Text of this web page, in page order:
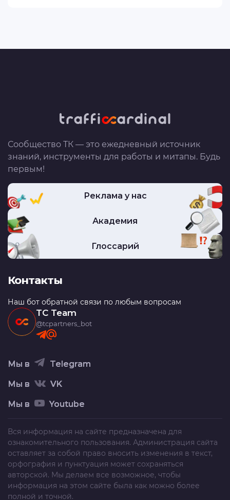
Сообщество ТК — это ежедневный источник
знаний, инструменты для работы и митапы. Будь
первым!
Реклама у нас
Академия
Глоссарий
Контакты
Наш бот обратной связи по любым вопросам
TC Team
@tcpartners_bot
Мы в Telegram
Мы в VK
Мы в Youtube
Вся информация на сайте предназначена для
ознакомительного пользования. Администрация сайта
оставляет за собой право вносить изменения в текст,
орфография и пунктуация может сохраняться
авторской. Мы делаем все возможное, чтобы
информация на этом сайте была как можно более
полной и точной.